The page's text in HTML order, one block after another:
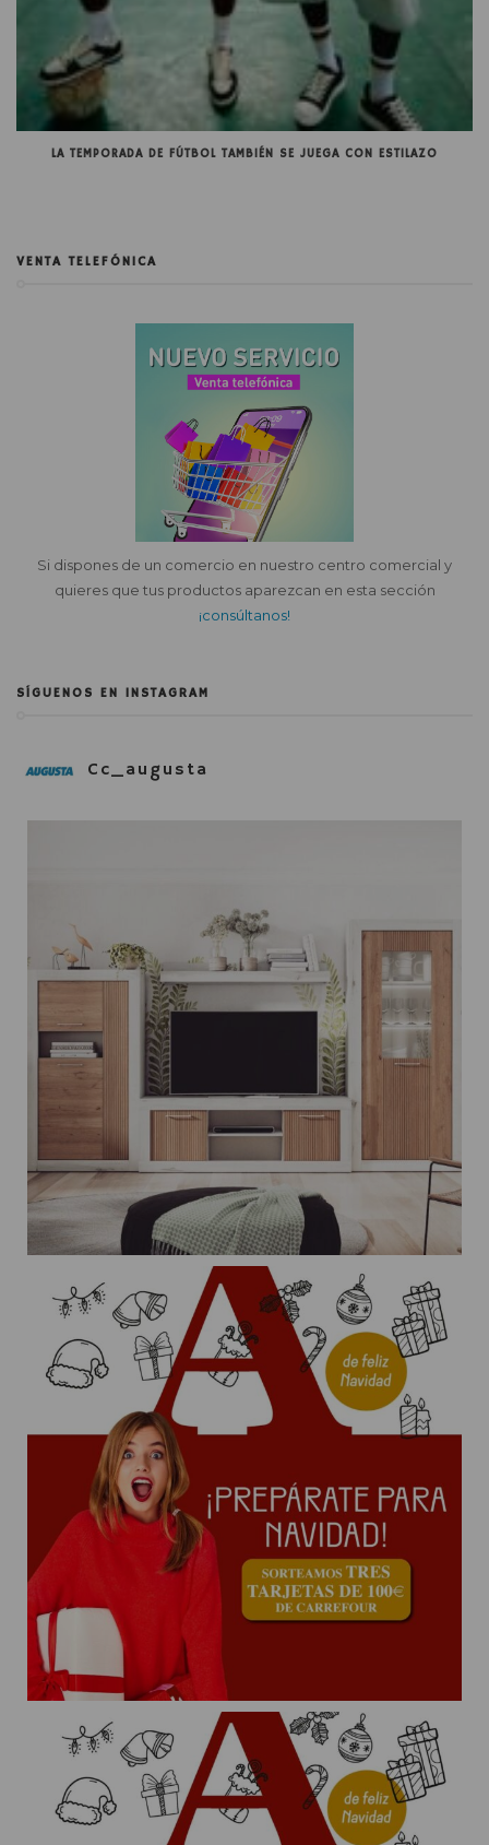
LA TEMPORADA DE FÚTBOL TAMBIÉN SE JUEGA CON ESTILAZO
VENTA TELEFÓNICA
Si dispones de un comercio en nuestro centro comercial y
quieres que tus productos aparezcan en esta sección
¡consúltanos!
SÍGUENOS EN INSTAGRAM
Cc_augusta